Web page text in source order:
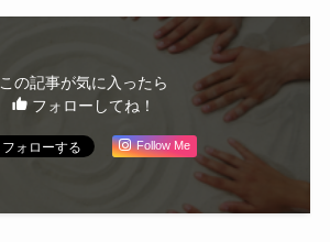
この記事が気に入ったら
フォローしてね！
Follow Me